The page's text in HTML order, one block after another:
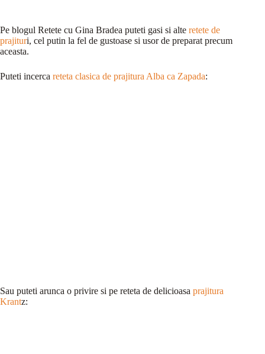
Pe blogul Retete cu Gina Bradea puteti gasi si alte retete de
prajituri, cel putin la fel de gustoase si usor de preparat precum
aceasta.
Puteti incerca reteta clasica de prajitura Alba ca Zapada:
Sau puteti arunca o privire si pe reteta de delicioasa prajitura
Krantz: